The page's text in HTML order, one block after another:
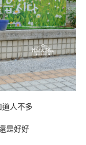
人不多
是好好